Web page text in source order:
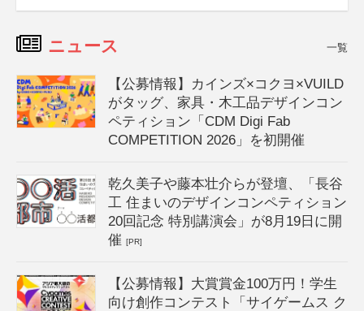
ニュース 一覧
【公募情報】カインズ×コクヨ×VUILD
がタッグ、家具・木工品デザインコン
ペティション「CDM Digi Fab
COMPETITION 2026」を初開催
乾久美子や藤本壮介らが登壇、「長谷
工 住まいのデザインコンペティション
20回記念 特別講演会」が8月19日に開
催[PR]
【公募情報】大賞賞金100万円！学生
向け創作コンテスト「サイゲームス ク